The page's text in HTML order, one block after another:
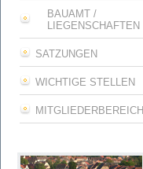
BAUAMT /
LIEGENSCHAFTEN
SATZUNGEN
WICHTIGE STELLEN
MITGLIEDERBEREICH